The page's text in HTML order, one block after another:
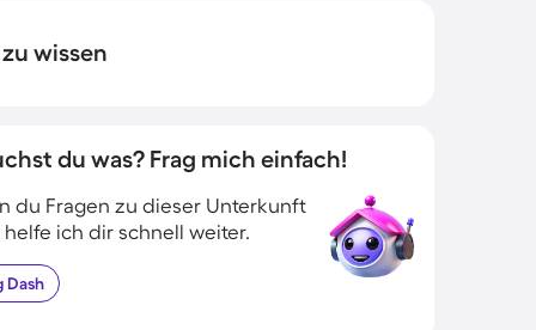
wissen
du was? Frag mich einfach!
du Fragen zu dieser Unterkunft
helfe ich dir schnell weiter.
Dash